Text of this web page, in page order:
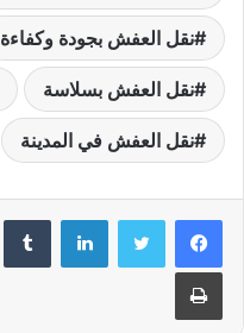
نقل العفش بجودة وكفاءة
نقل العفش بسلاسة
نقل العفش في المدينة
لينكدإن
طباعة